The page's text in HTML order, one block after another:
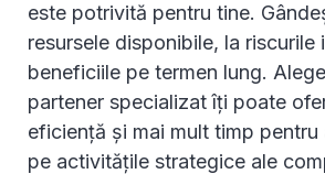
este potrivită pentru tine.
resursele disponibile, la riscurile
beneficiile pe termen lung.
partener specializat îți poate
eficiență și mai mult timp
pe activitățile strategice ale